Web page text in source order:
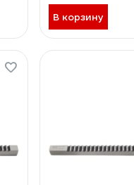
В корзину